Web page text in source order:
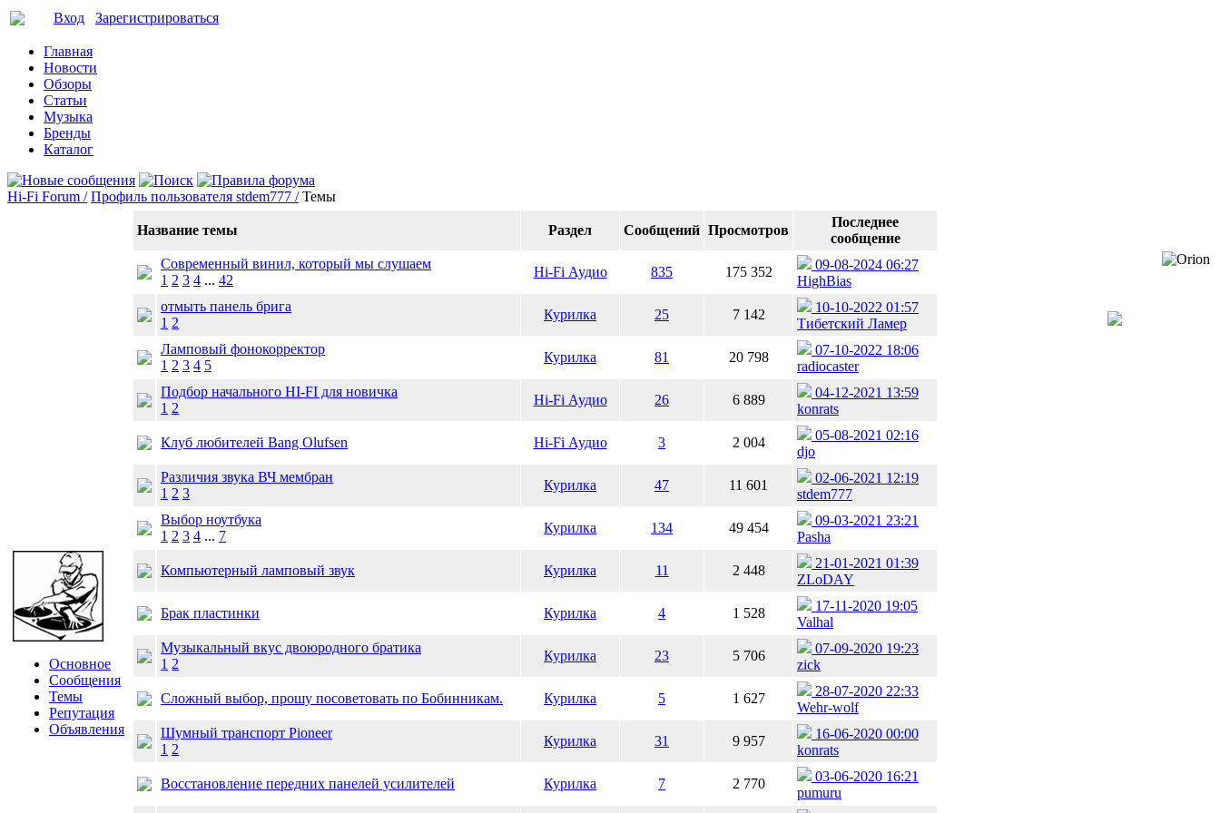
Вход Зарегистрироваться
Главная
Новости
Обзоры
Статьи
Музыка
Бренды
Каталог
Hi-Fi Forum / Профиль пользователя stdem777 / Темы
Основное
Сообщения
Темы
Репутация
Объявления
Название темы Раздел Сообщений Просмотров
Последнее
сообщение
Современный винил, который мы слушаем
1 2 3 4 ... 42
Hi-Fi Аудио 835 175 352
09-08-2024 06:27
HighBias
отмыть панель брига
1 2
Курилка 25 7 142
10-10-2022 01:57
Тибетский Ламер
Ламповый фонокорректор
1 2 3 4 5
Курилка 81 20 798
07-10-2022 18:06
radiocaster
Подбор начального HI-FI для новичка
1 2
Hi-Fi Аудио 26 6 889
04-12-2021 13:59
konrats
Клуб любителей Bang Olufsen Hi-Fi Аудио 3 2 004
05-08-2021 02:16
djo
Различия звука ВЧ мембран
1 2 3
Курилка 47 11 601
02-06-2021 12:19
stdem777
Выбор ноутбука
1 2 3 4 ... 7
Курилка 134 49 454
09-03-2021 23:21
Pasha
Компьютерный ламповый звук Курилка 11 2 448
21-01-2021 01:39
ZLoDAY
Брак пластинки Курилка 4 1 528
17-11-2020 19:05
Valhal
Музыкальный вкус двоюродного братика
1 2
Курилка 23 5 706
07-09-2020 19:23
zick
Сложный выбор, прошу посоветовать по Бобинникам. Курилка 5 1 627
28-07-2020 22:33
Wehr-wolf
Шумный транспорт Pioneer
1 2
Курилка 31 9 957
16-06-2020 00:00
konrats
Восстановление передних панелей усилителей Курилка 7 2 770
03-06-2020 16:21
pumuru